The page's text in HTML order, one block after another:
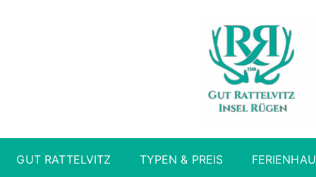
GUT RATTELVITZ TYPEN & PREIS